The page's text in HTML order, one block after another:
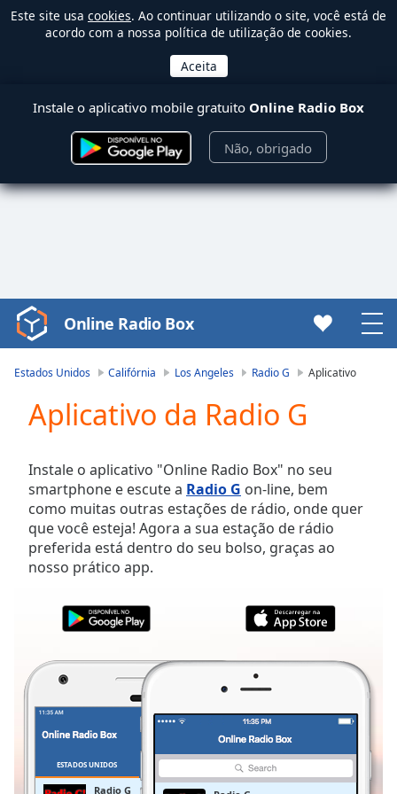
Este site usa cookies. Ao continuar utilizando o site, você está de
acordo com a nossa política de utilização de cookies.
Instale o aplicativo mobile gratuito Online Radio Box
Não, obrigado
Video
Player
Play
Video
Skip
Backward
Skip
Forward
Mute
Current
Time0:00
Duration-:-
Stream
Type
LIVE
Seek to
currently
Remaining
Online Radio Box
Estados Unidos Califórnia Los Angeles Radio G Aplicativo
Aplicativo da Radio G
Instale o aplicativo "Online Radio Box" no seu
smartphone e escute a Radio G on-line, bem
como muitas outras estações de rádio, onde quer
que você esteja! Agora a sua estação de rádio
preferida está dentro do seu bolso, graças ao
nosso prático app.
ESTADOS UNIDOS
Radio G